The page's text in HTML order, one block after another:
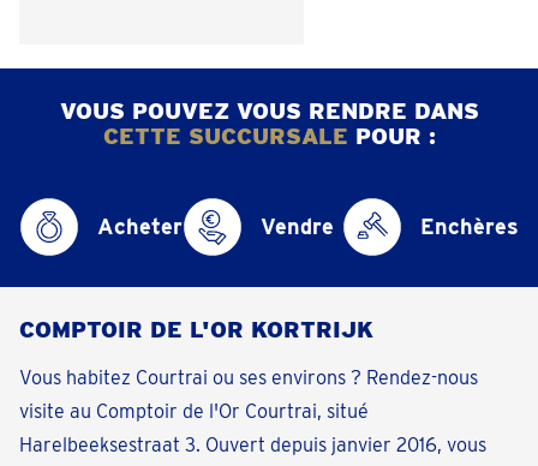
VOUS POUVEZ VOUS RENDRE DANS
CETTE SUCCURSALE POUR :
Acheter Vendre Enchères
COMPTOIR DE L'OR KORTRIJK
Vous habitez Courtrai ou ses environs ? Rendez-nous
visite au Comptoir de l'Or Courtrai, situé
Harelbeeksestraat 3. Ouvert depuis janvier 2016, vous